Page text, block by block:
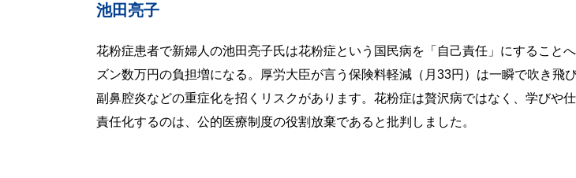
池田亮子
花粉症患者で新婦人の池田亮子氏は花粉症という国民病を「自己責任」にすること
ズン数万円の負担増になる。厚労大臣が言う保険料軽減（月33円）は一瞬で吹き飛
副鼻腔炎などの重症化を招くリスクがあります。花粉症は贅沢病ではなく、学びや
責任化するのは、公的医療制度の役割放棄であると批判しました。